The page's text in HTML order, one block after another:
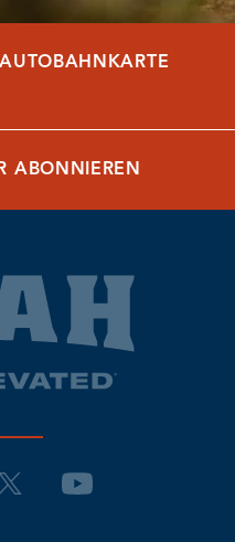
ABONNIEREN